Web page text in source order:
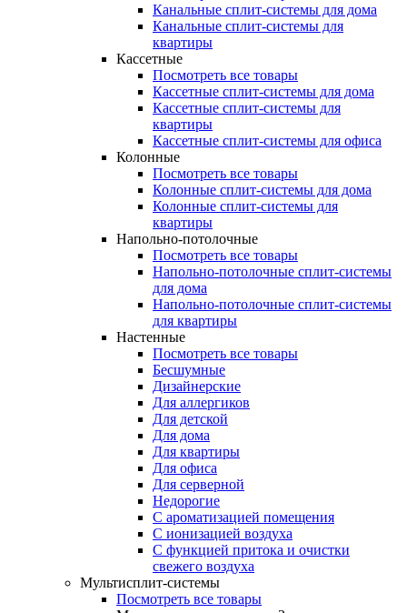
Канальные сплит-системы для дома
Канальные сплит-системы для
квартиры
Кассетные
Посмотреть все товары
Кассетные сплит-системы для дома
Кассетные сплит-системы для
квартиры
Кассетные сплит-системы для офиса
Колонные
Посмотреть все товары
Колонные сплит-системы для дома
Колонные сплит-системы для
квартиры
Напольно-потолочные
Посмотреть все товары
Напольно-потолочные сплит-системы
для дома
Напольно-потолочные сплит-системы
для квартиры
Настенные
Посмотреть все товары
Бесшумные
Дизайнерские
Для аллергиков
Для детской
Для дома
Для квартиры
Для офиса
Для серверной
Недорогие
С ароматизацией помещения
С ионизацией воздуха
С функцией притока и очистки
свежего воздуха
Мультисплит-системы
Посмотреть все товары